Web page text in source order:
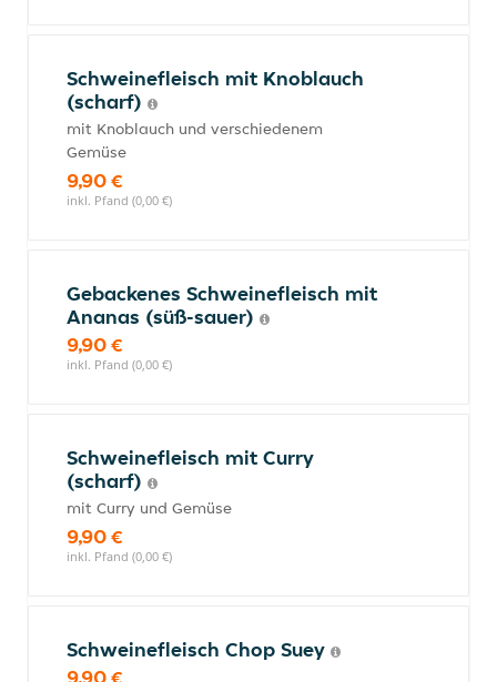
Schweinefleisch mit Knoblauch
(scharf)
mit Knoblauch und verschiedenem
Gemüse
9,90 €
inkl. Pfand (0,00 €)
Gebackenes Schweinefleisch mit
Ananas (süß-sauer)
9,90 €
inkl. Pfand (0,00 €)
Schweinefleisch mit Curry
(scharf)
mit Curry und Gemüse
9,90 €
inkl. Pfand (0,00 €)
Schweinefleisch Chop Suey